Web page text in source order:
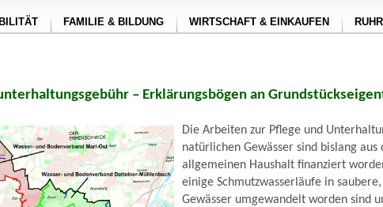
FAMILIE & BILDUNG WIRTSCHAFT & EINKAUFEN
– Erklärungsbögen an
Die Arbeiten zur Pflege und
natürlichen Gewässer sind bislang aus
allgemeinen Haushalt finanziert
einige Schmutzwasserläufe in
Gewässer umgewandelt worden sind